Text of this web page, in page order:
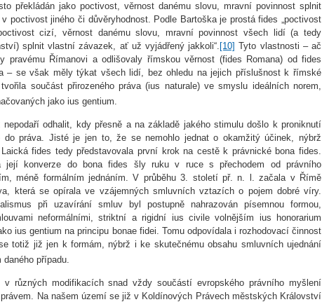
překládán jako poctivost, věrnost danému slovu, mravní povinnost splnit
poctivost jiného či důvěryhodnost. Podle Bartoška je prostá fides „poctivost
cizí, věrnost danému slovu, mravní povinnost všech lidí (a tedy
splnit vlastní závazek, ať už vyjádřený jakkoli“. [10] Tyto vlastnosti – ač
pravému Římanovi a odlišovaly římskou věrnost (fides Romana) od fides
– se však měly týkat všech lidí, bez ohledu na jejich příslušnost k římské
součást přirozeného práva (ius naturale) ve smyslu ideálních norem,
jako ius gentium.
nepodaří odhalit, kdy přesně a na základě jakého stimulu došlo k proniknutí
do práva. Jisté je jen to, že se nemohlo jednat o okamžitý účinek, nýbrž
fides tedy představovala první krok na cestě k právnické bona fides.
její konverze do bona fides šly ruku v ruce s přechodem od právního
méně formálním jednáním. V průběhu 3. století př. n. l. začala v Římě
která se opírala ve vzájemných smluvních vztazích o pojem dobré víry.
při uzavírání smluv byl postupně nahrazován písemnou formou,
neformálními, striktní a rigidní ius civile volnějším ius honorarium
ius gentium na principu bonae fidei. Tomu odpovídala i rozhodovací činnost
totiž již jen k formám, nýbrž i ke skutečnému obsahu smluvních ujednání
případu.
v různých modifikacích snad vždy součástí evropského právního myšlení
Na našem území se již v Koldínových Právech městských Království